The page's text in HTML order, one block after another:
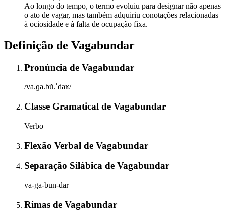
Ao longo do tempo, o termo evoluiu para designar não apenas
o ato de vagar, mas também adquiriu conotações relacionadas
à ociosidade e à falta de ocupação fixa.
Definição de Vagabundar
Pronúncia de Vagabundar
/va.ɡa.bũ.ˈdaʁ/
Classe Gramatical de Vagabundar
Verbo
Flexão Verbal de Vagabundar
Separação Silábica de Vagabundar
va-ga-bun-dar
Rimas de Vagabundar